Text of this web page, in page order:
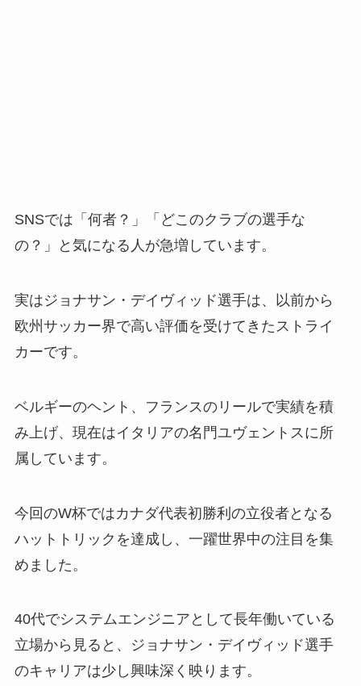
SNSでは「何者？」「どこのクラブの選手な
の？」と気になる人が急増しています。
実はジョナサン・デイヴィッド選手は、以前から
欧州サッカー界で高い評価を受けてきたストライ
カーです。
ベルギーのヘント、フランスのリールで実績を積
み上げ、現在はイタリアの名門ユヴェントスに所
属しています。
今回のW杯ではカナダ代表初勝利の立役者となる
ハットトリックを達成し、一躍世界中の注目を集
めました。
40代でシステムエンジニアとして長年働いている
立場から見ると、ジョナサン・デイヴィッド選手
のキャリアは少し興味深く映ります。